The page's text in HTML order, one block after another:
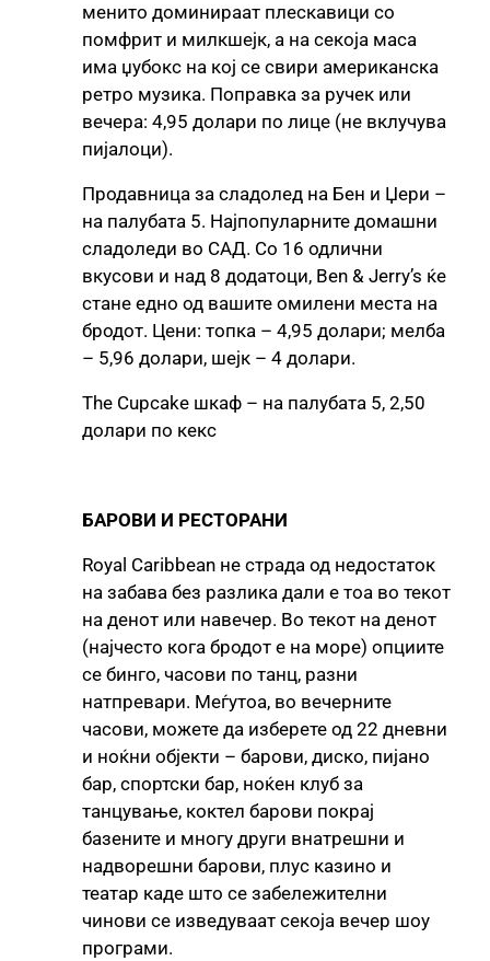
менито доминираат плескавици со
помфрит и милкшејк, а на секоја маса
има џубокс на кој се свири американска
ретро музика. Поправка за ручек или
вечера: 4,95 долари по лице (не вклучува
пијалоци).
Продавница за сладолед на Бен и Џери –
на палубата 5. Најпопуларните домашни
сладоледи во САД. Со 16 одлични
вкусови и над 8 додатоци, Ben & Jerry’s ќе
стане едно од вашите омилени места на
бродот. Цени: топка – 4,95 долари; мелба
– 5,96 долари, шејк – 4 долари.
The Cupcake шкаф – на палубата 5, 2,50
долари по кекс
БАРОВИ И РЕСТОРАНИ
Royal Caribbean не страда од недостаток
на забава без разлика дали е тоа во текот
на денот или навечер. Во текот на денот
(најчесто кога бродот е на море) опциите
се бинго, часови по танц, разни
натпревари. Меѓутоа, во вечерните
часови, можете да изберете од 22 дневни
и ноќни објекти – барови, диско, пијано
бар, спортски бар, ноќен клуб за
танцување, коктел барови покрај
базените и многу други внатрешни и
надворешни барови, плус казино и
театар каде што се забележителни
чинови се изведуваат секоја вечер шоу
програми.